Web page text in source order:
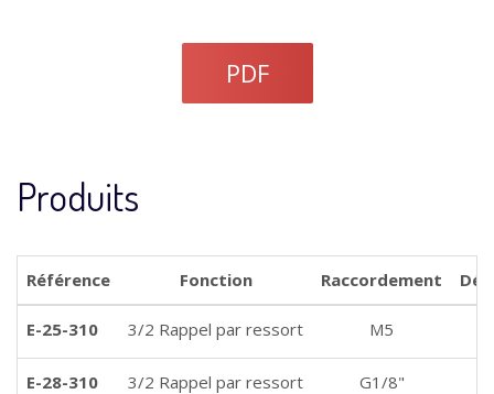
PDF
Produits
Référence Fonction Raccordement
E-25-310 3/2 Rappel par ressort M5
E-28-310 3/2 Rappel par ressort G1/8"